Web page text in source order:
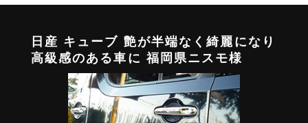
日産 キューブ 艶が半端なく綺麗になり
高級感のある車に 福岡県ニスモ様